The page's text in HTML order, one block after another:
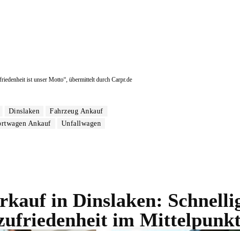
ist unser Motto“, übermittelt durch Carpr.de
Dinslaken
Fahrzeug Ankauf
Ankauf
Unfallwagen
in Dinslaken:
im